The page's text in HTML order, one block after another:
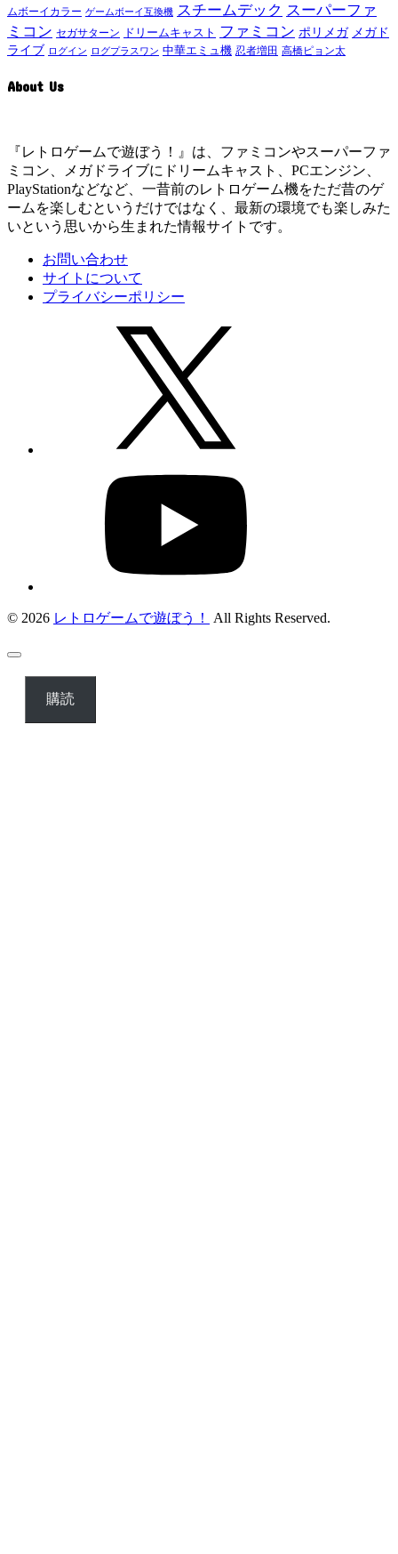
ムボーイカラー ゲームボーイ互換機 スチームデック スーパーファ
ミコン セガサターン ドリームキャスト ファミコン ポリメガ メガド
ライブ ログイン ログプラスワン 中華エミュ機 忍者増田 高橋ピョン太
About Us
『レトロゲームで遊ぼう！』は、ファミコンやスーパーファ
ミコン、メガドライブにドリームキャスト、PCエンジン、
PlayStationなどなど、一昔前のレトロゲーム機をただ昔のゲ
ームを楽しむというだけではなく、最新の環境でも楽しみた
いという思いから生まれた情報サイトです。
お問い合わせ
サイトについて
プライバシーポリシー
© 2026 レトロゲームで遊ぼう！ All Rights Reserved.
購読